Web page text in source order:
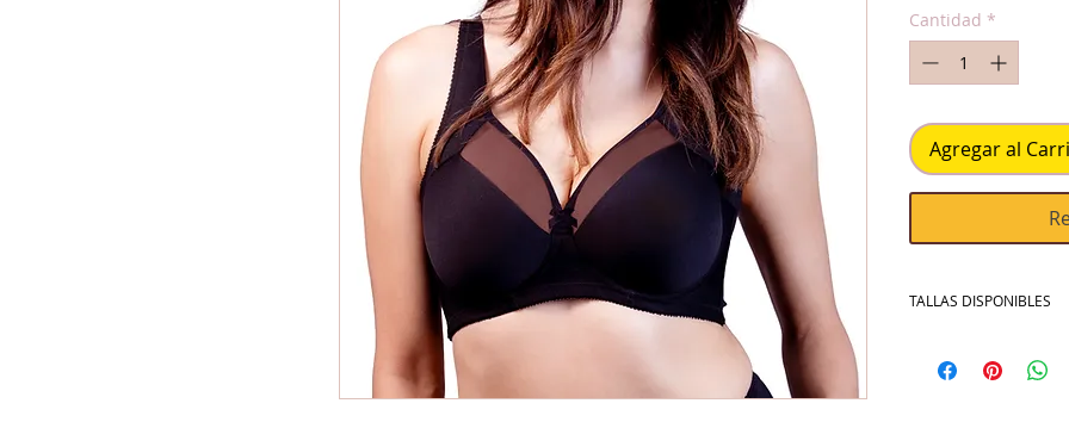
Cantidad *
Agregar al
TALLAS DISPONIBLES
COPA